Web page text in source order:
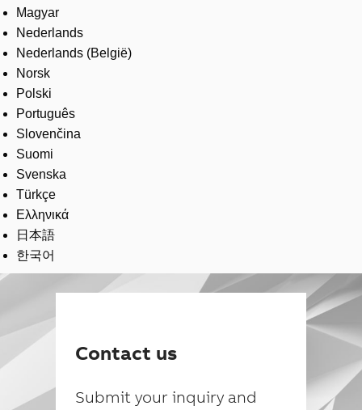
Magyar
Nederlands
Nederlands (België)
Norsk
Polski
Português
Slovenčina
Suomi
Svenska
Türkçe
Ελληνικά
日本語
한국어
Contact us
Submit your inquiry and